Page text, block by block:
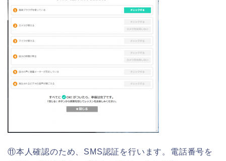
⑪本人確認のため、SMS認証を行います。電話番号を